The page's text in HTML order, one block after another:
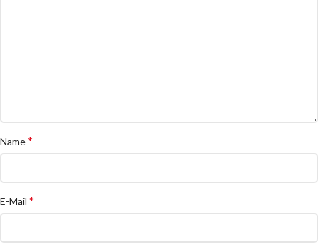
Name*
E-Mail *